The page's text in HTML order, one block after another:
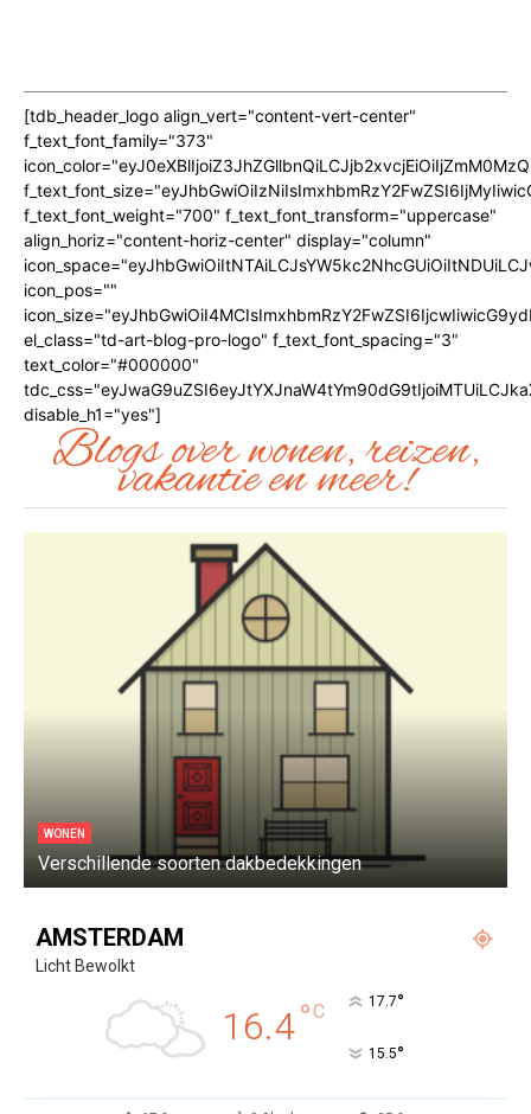
[tdb_header_logo align_vert="content-vert-center"
f_text_font_family="373"
f_text_font_weight="700" f_text_font_transform="uppercase"
align_horiz="content-horiz-center" display="column"
icon_pos=""
el_class="td-art-blog-pro-logo" f_text_font_spacing="3"
text_color="#000000"
disable_h1="yes"]
Blogs over wonen, reizen,
vakantie en meer!
WONEN
Verschillende soorten dakbedekkingen
AMSTERDAM
Licht Bewolkt
16.4°C 17.7°
15.5°